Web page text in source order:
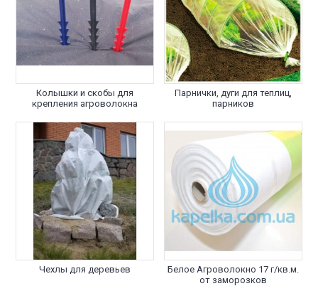
Колышки и скобы для
крепления агроволокна
Парнички, дуги для теплиц,
парников
Чехлы для деревьев
Белое Агроволокно 17 г/кв.м.
от заморозков